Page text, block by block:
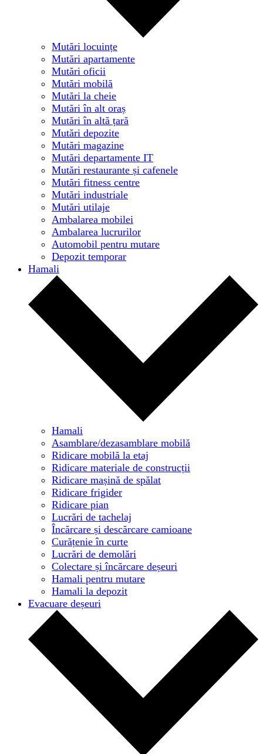
Mutări locuințe
Mutări apartamente
Mutări oficii
Mutări mobilă
Mutări la cheie
Mutări în alt oraș
Mutări în altă țară
Mutări depozite
Mutări magazine
Mutări departamente IT
Mutări restaurante și cafenele
Mutări fitness centre
Mutări industriale
Mutări utilaje
Ambalarea mobilei
Ambalarea lucrurilor
Automobil pentru mutare
Depozit temporar
Hamali
Hamali
Asamblare/dezasamblare mobilă
Ridicare mobilă la etaj
Ridicare materiale de construcții
Ridicare mașină de spălat
Ridicare frigider
Ridicare pian
Lucrări de tachelaj
Încărcare și descărcare camioane
Curățenie în curte
Lucrări de demolări
Colectare și încărcare deșeuri
Hamali pentru mutare
Hamali la depozit
Evacuare deșeuri